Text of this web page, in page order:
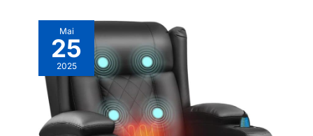
Mai
25
2025